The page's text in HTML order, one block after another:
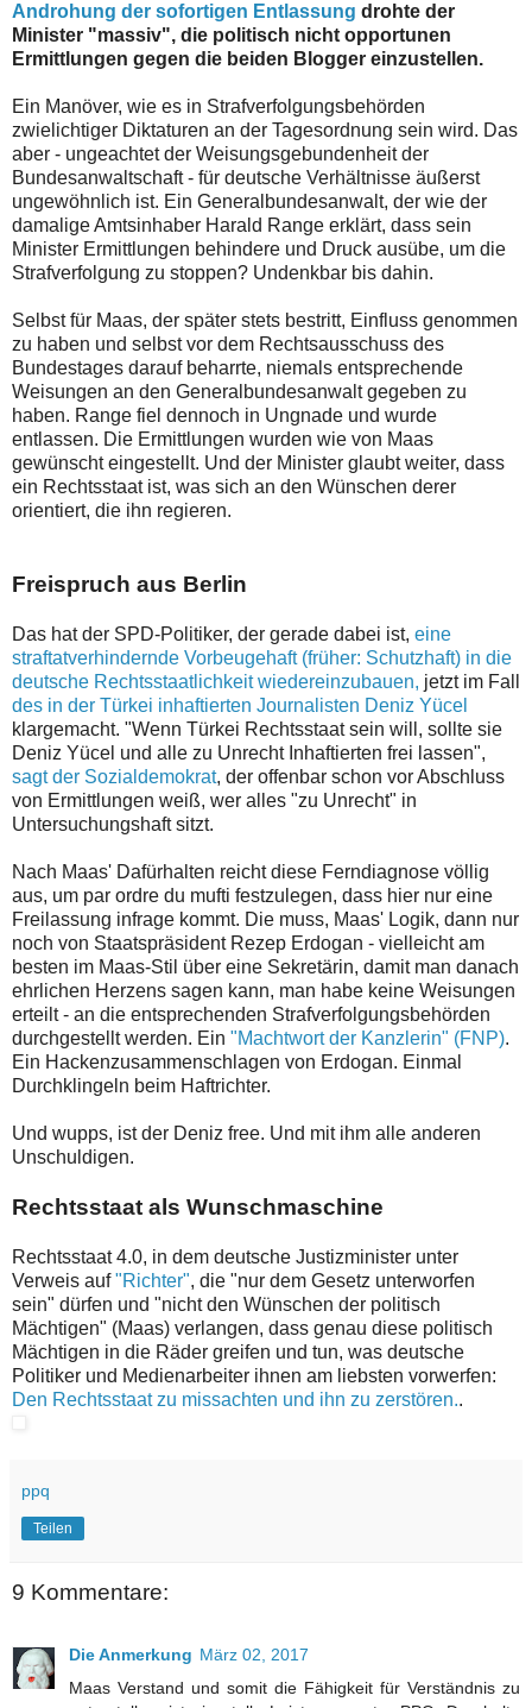
Androhung der sofortigen Entlassung drohte der
Minister "massiv", die politisch nicht opportunen
Ermittlungen gegen die beiden Blogger einzustellen.
Ein Manöver, wie es in Strafverfolgungsbehörden
zwielichtiger Diktaturen an der Tagesordnung sein wird. Das
aber - ungeachtet der Weisungsgebundenheit der
Bundesanwaltschaft - für deutsche Verhältnisse äußerst
ungewöhnlich ist. Ein Generalbundesanwalt, der wie der
damalige Amtsinhaber Harald Range erklärt, dass sein
Minister Ermittlungen behindere und Druck ausübe, um die
Strafverfolgung zu stoppen? Undenkbar bis dahin.
Selbst für Maas, der später stets bestritt, Einfluss genommen
zu haben und selbst vor dem Rechtsausschuss des
Bundestages darauf beharrte, niemals entsprechende
Weisungen an den Generalbundesanwalt gegeben zu
haben. Range fiel dennoch in Ungnade und wurde
entlassen. Die Ermittlungen wurden wie von Maas
gewünscht eingestellt. Und der Minister glaubt weiter, dass
ein Rechtsstaat ist, was sich an den Wünschen derer
orientiert, die ihn regieren.
Freispruch aus Berlin
Das hat der SPD-Politiker, der gerade dabei ist, eine
straftatverhindernde Vorbeugehaft (früher: Schutzhaft) in die
deutsche Rechtsstaatlichkeit wiedereinzubauen, jetzt im Fall
des in der Türkei inhaftierten Journalisten Deniz Yücel
klargemacht. "Wenn Türkei Rechtsstaat sein will, sollte sie
Deniz Yücel und alle zu Unrecht Inhaftierten frei lassen",
sagt der Sozialdemokrat, der offenbar schon vor Abschluss
von Ermittlungen weiß, wer alles "zu Unrecht" in
Untersuchungshaft sitzt.
Nach Maas' Dafürhalten reicht diese Ferndiagnose völlig
aus, um par ordre du mufti festzulegen, dass hier nur eine
Freilassung infrage kommt. Die muss, Maas' Logik, dann nur
noch von Staatspräsident Rezep Erdogan - vielleicht am
besten im Maas-Stil über eine Sekretärin, damit man danach
ehrlichen Herzens sagen kann, man habe keine Weisungen
erteilt - an die entsprechenden Strafverfolgungsbehörden
durchgestellt werden. Ein "Machtwort der Kanzlerin" (FNP).
Ein Hackenzusammenschlagen von Erdogan. Einmal
Durchklingeln beim Haftrichter.
Und wupps, ist der Deniz free. Und mit ihm alle anderen
Unschuldigen.
Rechtsstaat als Wunschmaschine
Rechtsstaat 4.0, in dem deutsche Justizminister unter
Verweis auf"Richter", die "nur dem Gesetz unterworfen
sein" dürfen und "nicht den Wünschen der politisch
Mächtigen" (Maas) verlangen, dass genau diese politisch
Mächtigen in die Räder greifen und tun, was deutsche
Politiker und Medienarbeiter ihnen am liebsten vorwerfen:
Den Rechtsstaat zu missachten und ihn zu zerstören..
ppq
Teilen
9 Kommentare:
Die Anmerkung März 02, 2017
Maas Verstand und somit die Fähigkeit für Verständnis zu